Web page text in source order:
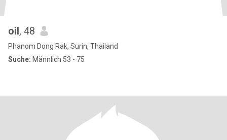
oil, 48
Phanom Dong Rak, Surin, Thailand
Suche: Männlich 53 - 75